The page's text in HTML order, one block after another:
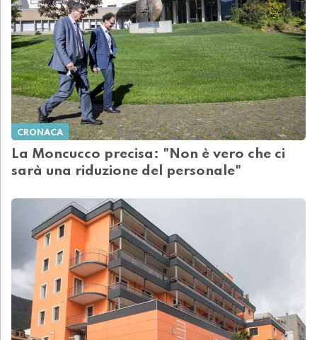
CRONACA
La Moncucco precisa: "Non è vero che ci
sarà una riduzione del personale"